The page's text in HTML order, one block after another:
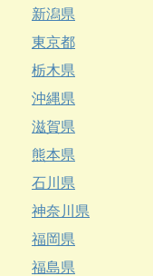
新潟県
東京都
栃木県
沖縄県
滋賀県
熊本県
石川県
神奈川県
福岡県
福島県